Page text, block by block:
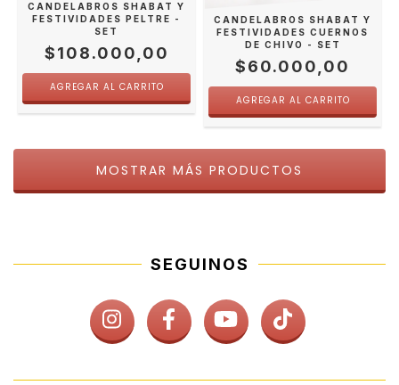
CANDELABROS SHABAT Y
FESTIVIDADES PELTRE -
SET
$108.000,00
CANDELABROS SHABAT Y
FESTIVIDADES CUERNOS
DE CHIVO - SET
$60.000,00
MOSTRAR MÁS PRODUCTOS
SEGUINOS